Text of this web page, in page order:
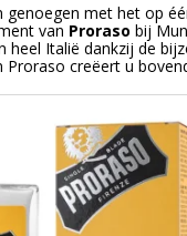
genoegen met het op
van Proraso bij
heel Italië dankzij de
Proraso creëert u